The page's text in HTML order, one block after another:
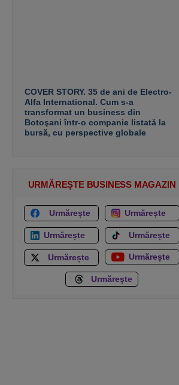
COVER STORY. 35 de ani de Electro-
Alfa International. Cum s-a
transformat un business din
Botoşani într-o companie listată la
bursă, cu perspective globale
URMĂREȘTE BUSINESS MAGAZIN
Urmărește Urmărește
Urmărește Urmărește
Urmărește Urmărește
Urmărește